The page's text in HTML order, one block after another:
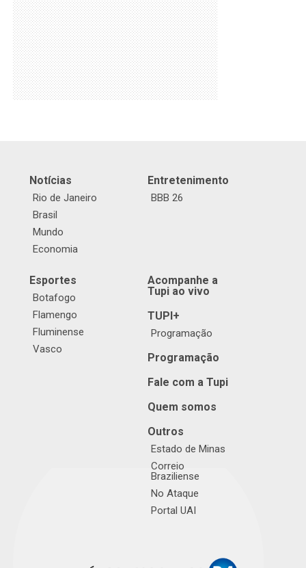
Notícias
Rio de Janeiro
Brasil
Mundo
Economia
Entretenimento
BBB 26
Esportes
Botafogo
Flamengo
Fluminense
Vasco
Acompanhe a
Tupi ao vivo
TUPI+
Programação
Programação
Fale com a Tupi
Quem somos
Outros
Estado de Minas
Correio
Braziliense
No Ataque
Portal UAI